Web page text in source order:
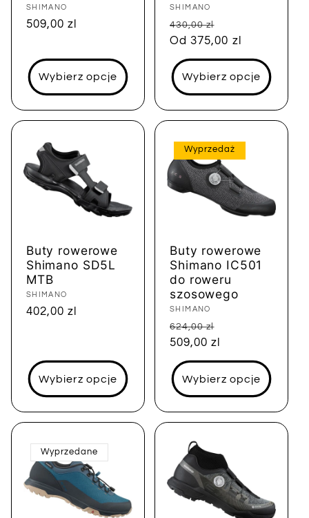
Dostawca:
SHIMANO
Cena
509,00 zl
Wybierz opcje
Dostawca:
SHIMANO
Cena
regularna
430,00 zl
sprzedaży
Od 375,00 zl
Wybierz opcje
Buty rowerowe
Shimano SD5L
MTB
Dostawca:
SHIMANO
Cena
402,00 zl
Wybierz opcje
Wyprzedaż
Buty rowerowe
Shimano IC501
do roweru
szosowego
Dostawca:
SHIMANO
Cena
regularna
624,00 zl
509,00 zl
Wybierz opcje
Wyprzedane